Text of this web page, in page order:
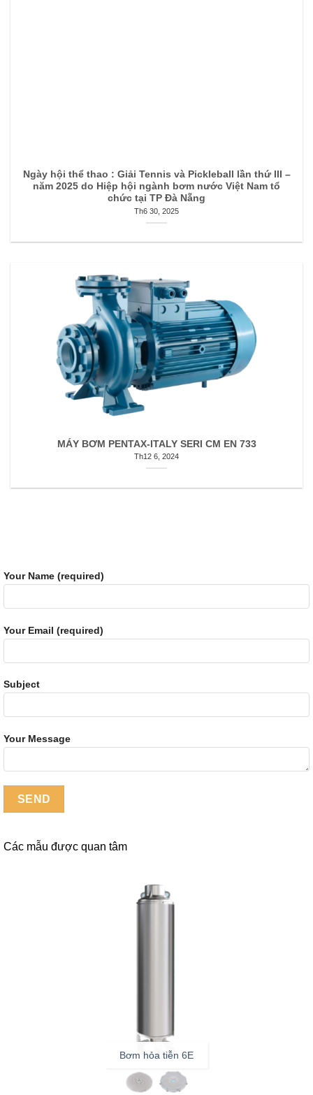
Ngày hội thể thao : Giải Tennis và Pickleball lần thứ III –
năm 2025 do Hiệp hội ngành bơm nước Việt Nam tổ
chức tại TP Đà Nẵng
Th6 30, 2025
MÁY BƠM PENTAX-ITALY SERI CM EN 733
Th12 6, 2024
Your Name (required)
Your Email (required)
Subject
Your Message
Các mẫu được quan tâm
Bơm hỏa tiễn 6E